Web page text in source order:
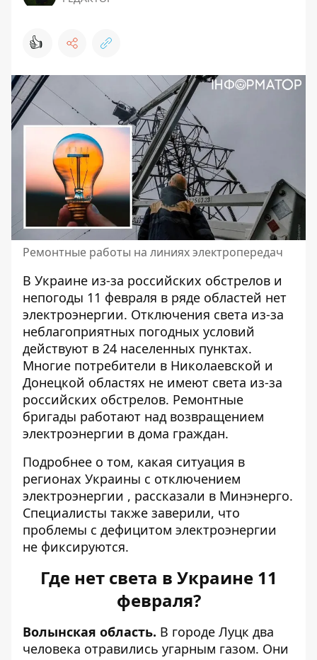
👍
Ремонтные работы на линиях электропередач
В Украине из-за российских обстрелов и
непогоды 11 февраля в ряде областей нет
электроэнергии. Отключения света из-за
неблагоприятных погодных условий
действуют в 24 населенных пунктах.
Многие потребители в Николаевской и
Донецкой областях не имеют света из-за
российских обстрелов. Ремонтные
бригады работают над возвращением
электроэнергии в дома граждан.
Подробнее о том, какая ситуация в
регионах Украины с отключением
электроэнергии , рассказали в Минэнерго.
Специалисты также заверили, что
проблемы с дефицитом электроэнергии
не фиксируются.
Где нет света в Украине 11
февраля?
Волынская область. В городе Луцк два
человека отравились угарным газом. Они